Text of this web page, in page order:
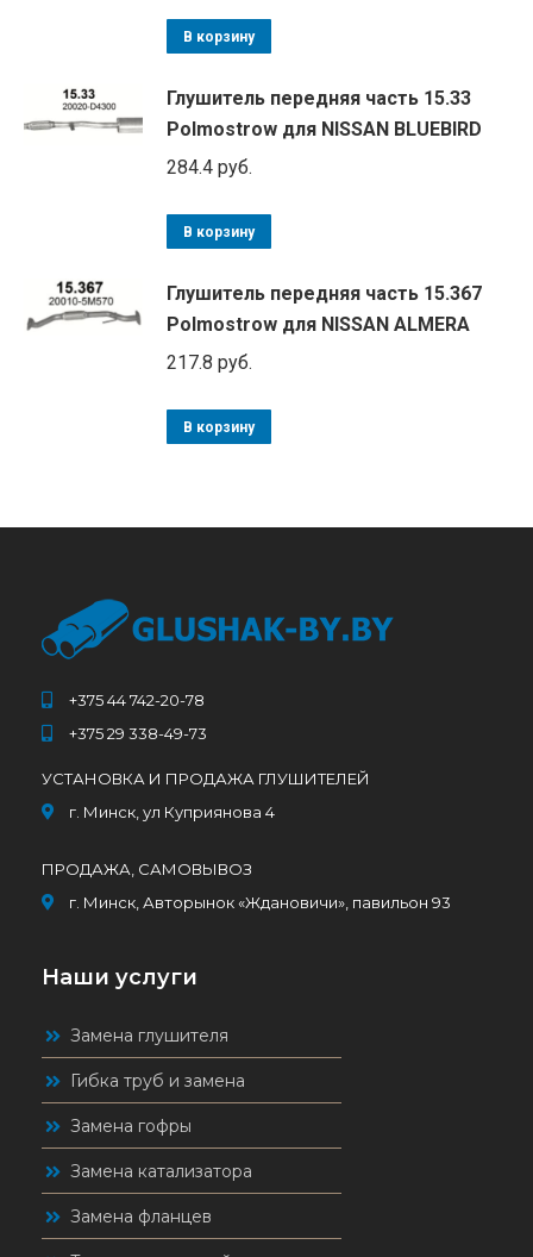
В корзину
Глушитель передняя часть 15.33
Polmostrow для NISSAN BLUEBIRD
284.4 руб.
В корзину
Глушитель передняя часть 15.367
Polmostrow для NISSAN ALMERA
217.8 руб.
В корзину
+375 44 742-20-78
+375 29 338-49-73
УСТАНОВКА И ПРОДАЖА ГЛУШИТЕЛЕЙ
г. Минск, ул Куприянова 4
ПРОДАЖА, САМОВЫВОЗ
г. Минск, Авторынок «Ждановичи», павильон 93
Наши услуги
Замена глушителя
Гибка труб и замена
Замена гофры
Замена катализатора
Замена фланцев